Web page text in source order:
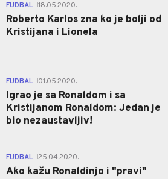
FUDBAL 18.05.2020.
Roberto Karlos zna ko je bolji od
Kristijana i Lionela
FUDBAL 01.05.2020.
Igrao je sa Ronaldom i sa
Kristijanom Ronaldom: Jedan je
bio nezaustavljiv!
FUDBAL 25.04.2020.
Ako kažu Ronaldinjo i "pravi"